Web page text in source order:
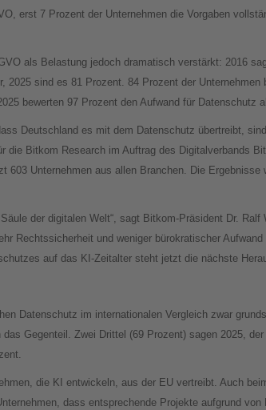
erst 7 Prozent der Unternehmen die Vorgaben
als Belastung jedoch dramatisch verstärkt: 2016
sind es 81 Prozent. 84 Prozent der Unternehmen
bewerten 97 Prozent den Aufwand für Datenschutz
Deutschland es mit dem Datenschutz übertreibt,
die Bitkom Research im Auftrag des Digitalverbands
Unternehmen aus allen Branchen. Die Ergebnisse
der digitalen Welt“, sagt Bitkom-Präsident Dr. Ralf
Rechtssicherheit und weniger bürokratischer
auf das KI-Zeitalter steht jetzt die nächste
Datenschutz im internationalen Vergleich zwar
Gegenteil. Zwei Drittel (69 Prozent) sagen 2025,
die KI entwickeln, aus der EU vertreibt. Auch
dass entsprechende Projekte aufgrund